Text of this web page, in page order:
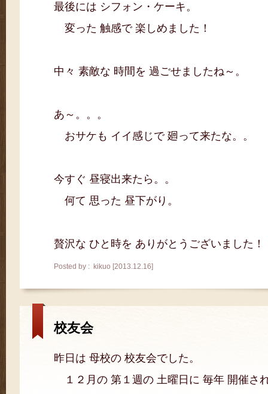
最後には シフォン・ケーキ。
変った 触感で 楽しめました！
中々 素敵な 時間を 過ごせましたね～。
あ～。。。
おサケも イイ感じで 廻って来たな。。
今すぐ 昼寝出来たら。。
何て 思った 昼下がり。
贅沢な ひと時を ありがとうございました！
Posted by : kikuo [2013.12.16]
校友会
昨日は 母校の 校友会でした。
１２月の 第１週の 土曜日に 毎年 開催さ